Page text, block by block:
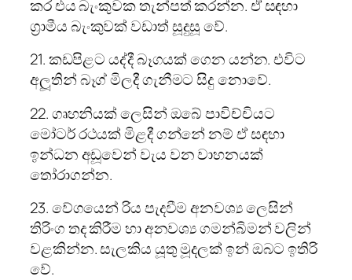
කර එය බැංකුවක තැන්පත් කරන්න. ඒ සඳහා
ග්‍රාමීය බැංකුවක් වඩාත් සූදුසූ වේ.
21. කඩපිළට යද්දී බෑගයක් ගෙන යන්න. එවිට
අලූ‍තින් බෑග් මිලදී ගැනීමට සිදු නොවේ.
22. ගෘහනියක් ලෙසින් ඔබේ පාවිච්චියට
මෝටර් රථයක් මිළදී ගන්නේ නම් ඒ සඳහා
ඉන්ධන අඩූවෙන් වැය වන වාහනයක්
තෝරාගන්න.
23. වේගයෙන් රිය පැදවීම අනවශ්‍ය ලෙසින්
තිරිංග තද කිරීම හා අනවශ්‍ය ගමන්බිමන් වලින්
වළකින්න. සැලකිය යූතු මූදලක් ඉන් ඔබට ඉතිරි
වේ.